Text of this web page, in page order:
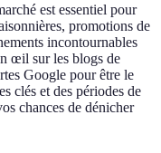
est essentiel pour
promotions de
incontournables
œil sur les blogs de
Google pour être le
clés et des périodes de
chances de dénicher